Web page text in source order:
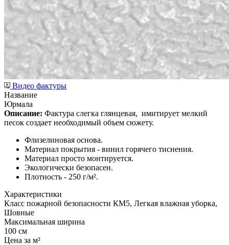
Видео фактуры
Название
Юрмала
Описание: Фактура слегка глянцевая, имитирует мелкий
песок создает необходимый объем сюжету.
Флизелиновая основа.
Материал покрытия - винил горячего тиснения.
Материал просто монтируется.
Экологически безопасен.
Плотность - 250 г/м².
Характеристики
Класс пожарной безопасности КМ5, Легкая влажная уборка,
Шовные
Максимальная ширина
100 см
Цена за м²